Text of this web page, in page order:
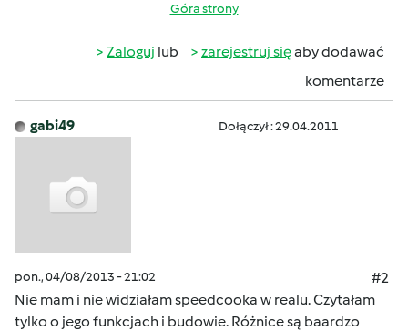
Góra strony
Zaloguj lub zarejestruj sięaby dodawać
komentarze
gabi49 Dołączył : 29.04.2011
pon., 04/08/2013 - 21:02
#2
Nie mam i nie widziałam speedcooka w realu. Czytałam
tylko o jego funkcjach i budowie. Różnice są baardzo